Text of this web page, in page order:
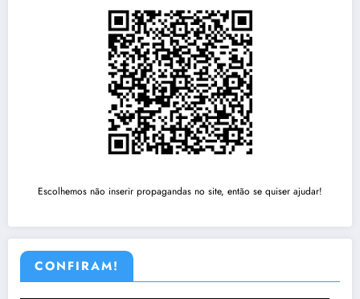
Escolhemos não inserir propagandas no site, então se quiser ajudar!
CONFIRAM!